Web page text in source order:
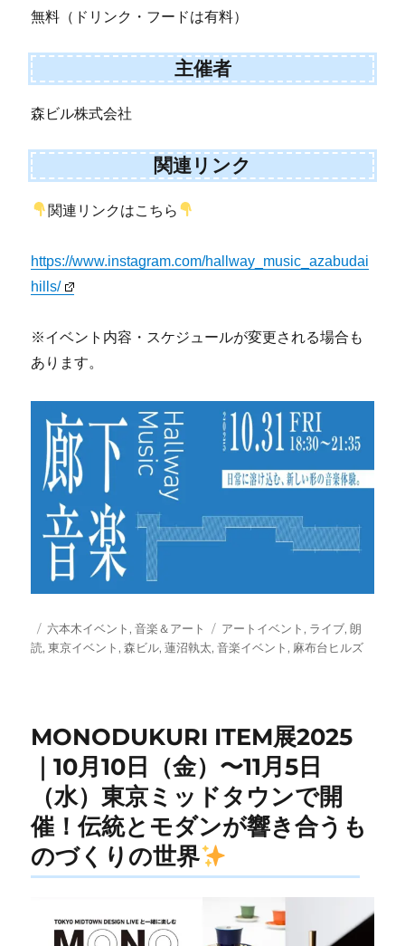
無料（ドリンク・フードは有料）
主催者
森ビル株式会社
関連リンク
関連リンクはこちら
https://www.instagram.com/hallway_music_azabudai
hills/
※イベント内容・スケジュールが変更される場合も
あります。
投
稿
カ
テ
六本木イベント ,音楽＆アート
タ
グ
アートイベント , ライブ,朗
読,東京イベント ,森ビル,蓮沼執太,音楽イベント , 麻布台ヒルズ
MONODUKURI ITEM展2025
｜10月10日（金）〜11月5日
（水）東京ミッドタウンで開
催！伝統とモダンが響き合うも
のづくりの世界